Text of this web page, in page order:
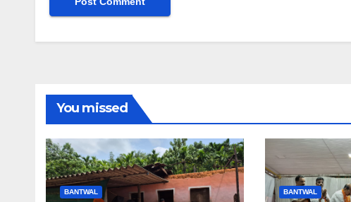
You missed
BANTWAL BANTWAL